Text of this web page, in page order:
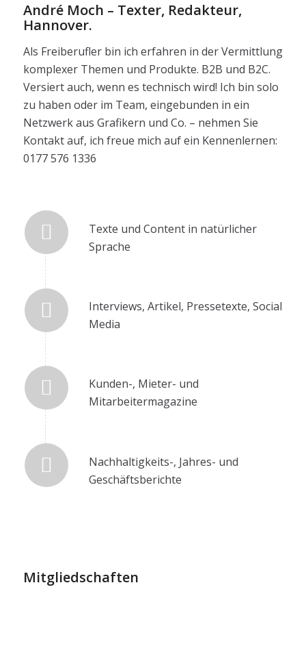
André Moch – Texter, Redakteur,
Hannover.
Als Freiberufler bin ich erfahren in der Vermittlung
komplexer Themen und Produkte. B2B und B2C.
Versiert auch, wenn es technisch wird! Ich bin solo
zu haben oder im Team, eingebunden in ein
Netzwerk aus Grafikern und Co. – nehmen Sie
Kontakt auf, ich freue mich auf ein Kennenlernen:
0177 576 1336
Texte und Content in natürlicher
Sprache
Interviews, Artikel, Pressetexte, Social
Media
Kunden-, Mieter- und
Mitarbeitermagazine
Nachhaltigkeits-, Jahres- und
Geschäftsberichte
Mitgliedschaften